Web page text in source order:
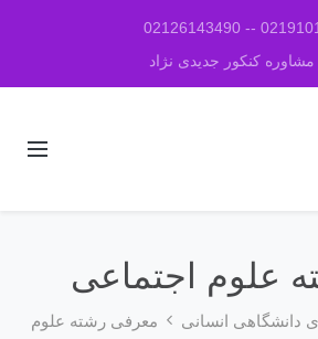
02191015187 --
کنکور جدیدی نژاد
علوم اجتماعی
دانشگاهی انسانی
معرفی رشته علوم